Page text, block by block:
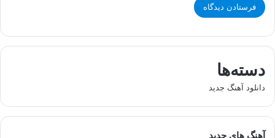
دسته‌ها
دانلود آهنگ جدید
آهنگ های جدید